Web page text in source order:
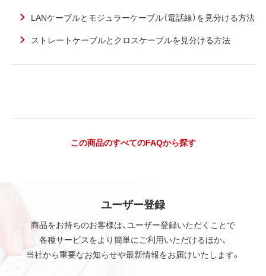
LANケーブルとモジュラーケーブル（電話線）を見分ける方法
ストレートケーブルとクロスケーブルを見分ける方法
この商品のすべてのFAQから探す
ユーザー登録
商品をお持ちのお客様は、ユーザー登録いただくことで
各種サービスをより簡単にご利用いただけるほか、
当社から重要なお知らせや最新情報をお届けいたします。